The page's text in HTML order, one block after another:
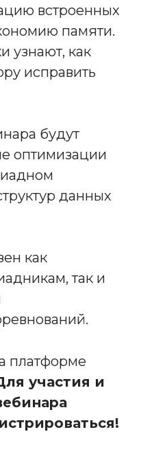
встроенных
памяти.
узнают, как
исправить
будут
оптимизации
данных
как
так и
платформе
участия и